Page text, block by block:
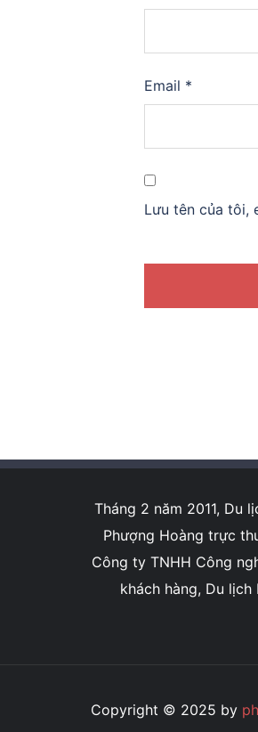
Email *
Lưu tên của tôi,
Tháng 2 năm 2011, Du
Phượng Hoàng trực
Công ty TNHH Công
khách hàng, Du
Copyright © 2025 by